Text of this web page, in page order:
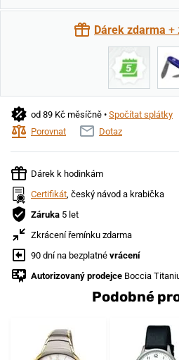
Dárek zdarma +
od 89 Kč měsíčně • Spočítat splátky
Porovnat
Dotaz
Dárek k hodinkám
Certifikát, český návod a krabička
Záruka 5 let
Zkrácení řemínku zdarma
90 dní na bezplatné vrácení
Autorizovaný prodejce Boccia
Podobné